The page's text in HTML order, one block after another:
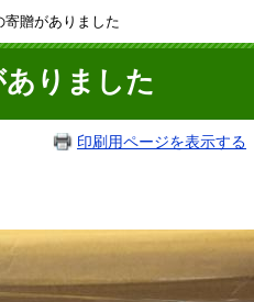
寄贈がありました
りました
印刷用ページを表示する